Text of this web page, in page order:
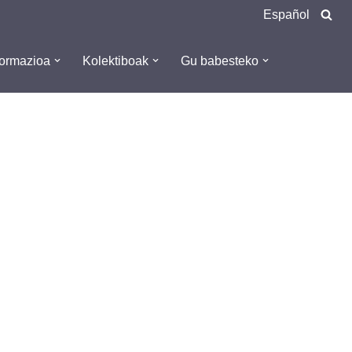
Español
Kolektiboak Gu babesteko